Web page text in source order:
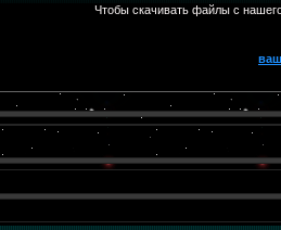
Чтобы скачивать файлы с